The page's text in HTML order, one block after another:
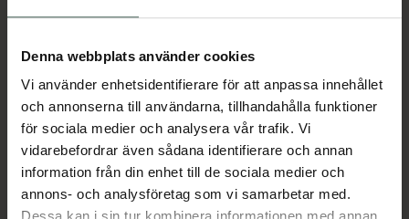
Denna webbplats använder cookies
Vi använder enhetsidentifierare för att anpassa innehållet
och annonserna till användarna, tillhandahålla funktioner
för sociala medier och analysera vår trafik. Vi
vidarebefordrar även sådana identifierare och annan
information från din enhet till de sociala medier och
annons- och analysföretag som vi samarbetar med.
Beskrivning Dölj
Läs alltid bipacksedeln innan
användning.